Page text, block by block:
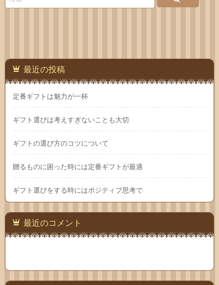
最近の投稿
定番ギフトは魅力が一杯
ギフト選びは考えすぎないことも大切
ギフトの選び方のコツについて
贈るものに困った時には定番ギフトが最適
ギフト選びをする時にはポジティブ思考で
最近のコメント